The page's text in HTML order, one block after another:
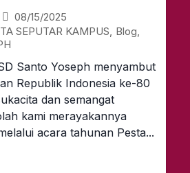
08/15/2025
SEPUTAR KAMPUS Blog
Santo Yoseph menyambut
Republik Indonesia ke-80
dan semangat
kami merayakannya
acara tahunan Pesta...